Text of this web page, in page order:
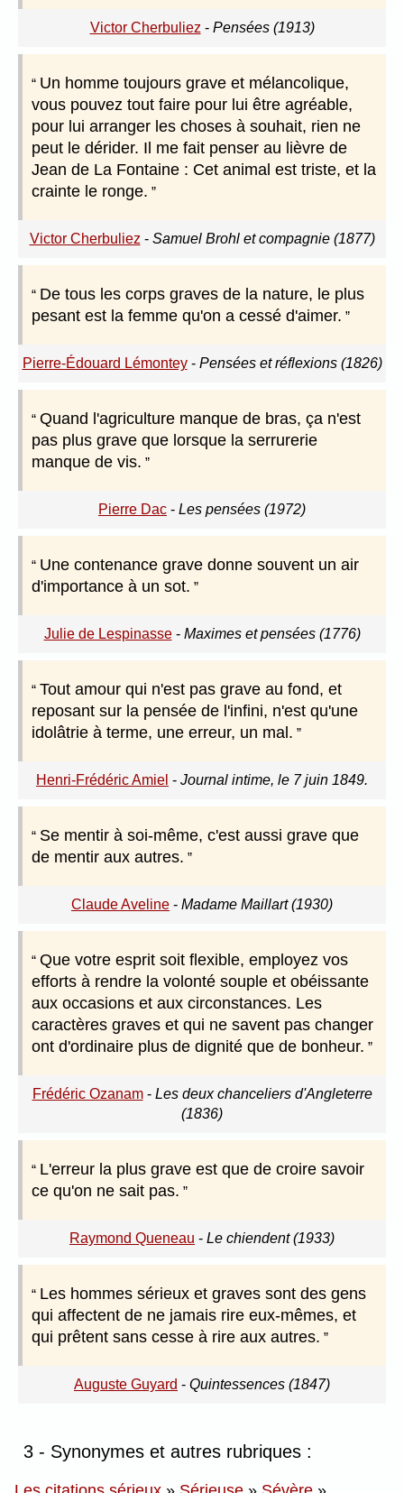
Victor Cherbuliez - Pensées (1913)
Un homme toujours grave et mélancolique,
vous pouvez tout faire pour lui être agréable,
pour lui arranger les choses à souhait, rien ne
peut le dérider. Il me fait penser au lièvre de
Jean de La Fontaine : Cet animal est triste, et la
crainte le ronge.
Victor Cherbuliez - Samuel Brohl et compagnie (1877)
De tous les corps graves de la nature, le plus
pesant est la femme qu'on a cessé d'aimer.
Pierre-Édouard Lémontey- Pensées et réflexions (1826)
Quand l'agriculture manque de bras, ça n'est
pas plus grave que lorsque la serrurerie
manque de vis.
Pierre Dac - Les pensées (1972)
Une contenance grave donne souvent un air
d'importance à un sot.
Julie de Lespinasse- Maximes et pensées (1776)
Tout amour qui n'est pas grave au fond, et
reposant sur la pensée de l'infini, n'est qu'une
idolâtrie à terme, une erreur, un mal.
Henri-Frédéric Amiel - Journal intime, le 7 juin 1849.
Se mentir à soi-même, c'est aussi grave que
de mentir aux autres.
Claude Aveline - Madame Maillart (1930)
Que votre esprit soit flexible, employez vos
efforts à rendre la volonté souple et obéissante
aux occasions et aux circonstances. Les
caractères graves et qui ne savent pas changer
ont d'ordinaire plus de dignité que de bonheur.
Frédéric Ozanam- Les deux chanceliers d'Angleterre
(1836)
L'erreur la plus grave est que de croire savoir
ce qu'on ne sait pas.
Raymond Queneau - Le chiendent (1933)
Les hommes sérieux et graves sont des gens
qui affectent de ne jamais rire eux-mêmes, et
qui prêtent sans cesse à rire aux autres.
Auguste Guyard - Quintessences (1847)
3 - Synonymes et autres rubriques :